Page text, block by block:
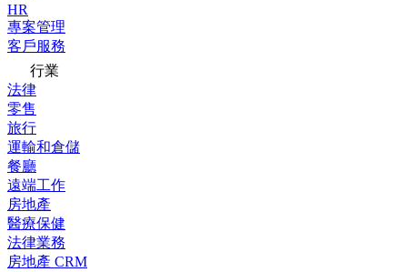
HR
專案管理
客戶服務
行業
法律
零售
旅行
運輸和倉儲
餐廳
遠端工作
房地產
醫療保健
法律業務
房地產 CRM